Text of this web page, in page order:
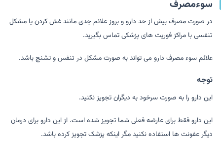
سوءمصرف
در صورت مصرف بیش از حد دارو و بروز علائم جدی مانند غش کردن یا مشکل
تنفسی با مراکز فوریت های پزشکی تماس بگیرید.
علائم سوء مصرف دارو می تواند به صورت مشکل در تنفس و تشنج باشد.
توجه
این دارو را به صورت سرخود به دیگران تجویز نکنید.
این دارو فقط برای عارضه فعلی شما تجویز شده است. از این دارو برای درمان
دیگر عفونت ها استفاده نکنید مگر اینکه پزشک تجویز کرده باشد.